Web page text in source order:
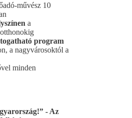
művész 10
a
program
a nagyvárosoktól a
minden
- Az